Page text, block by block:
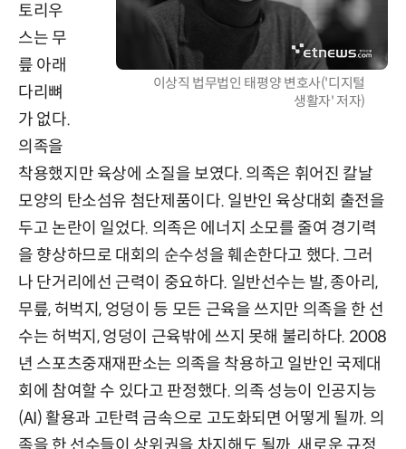
이상직 법무법인 태평양 변호사('디지털
생활자' 저자)
토리우
스는 무
릎 아래
다리뼈
가 없다.
의족을
착용했지만 육상에 소질을 보였다. 의족은 휘어진 칼날
모양의 탄소섬유 첨단제품이다. 일반인 육상대회 출전을
두고 논란이 일었다. 의족은 에너지 소모를 줄여 경기력
을 향상하므로 대회의 순수성을 훼손한다고 했다. 그러
나 단거리에선 근력이 중요하다. 일반선수는 발, 종아리,
무릎, 허벅지, 엉덩이 등 모든 근육을 쓰지만 의족을 한 선
수는 허벅지, 엉덩이 근육밖에 쓰지 못해 불리하다. 2008
년 스포츠중재재판소는 의족을 착용하고 일반인 국제대
회에 참여할 수 있다고 판정했다. 의족 성능이 인공지능
(AI) 활용과 고탄력 금속으로 고도화되면 어떻게 될까. 의